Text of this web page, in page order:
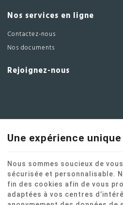
Nos services en ligne
Contactez-nous
Nos documents
Rejoignez-nous
Ce site internet utilise des cookies pour
Une expérience unique
Nous sommes soucieux de
sécurisée et personnalisable.
fin des cookies afin de vous
adaptées à vos centres